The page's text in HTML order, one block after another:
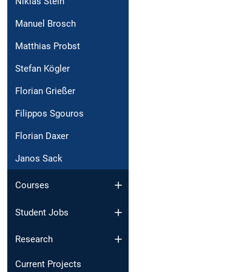
Manuel Brosch
Matthias Probst
Stefan Kögler
Florian Grießer
Filippos Sgouros
Florian Daxer
Janos Sack
Courses
Student Jobs
Research
Current Projects